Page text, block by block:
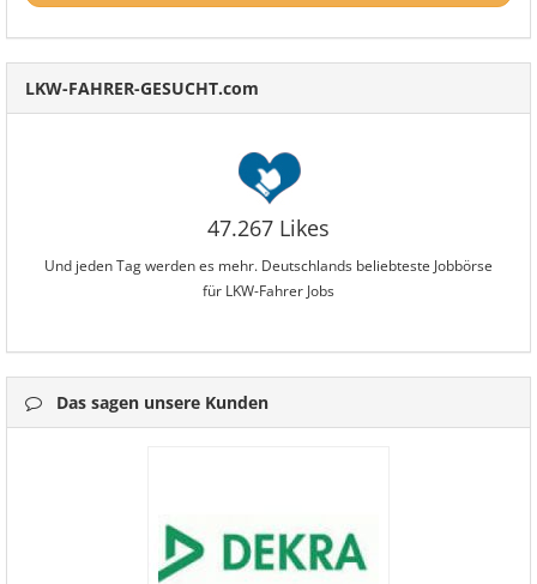
LKW-FAHRER-GESUCHT.com
47.267 Likes
Und jeden Tag werden es mehr. Deutschlands beliebteste Jobbörse
für LKW-Fahrer Jobs
Das sagen unsere Kunden